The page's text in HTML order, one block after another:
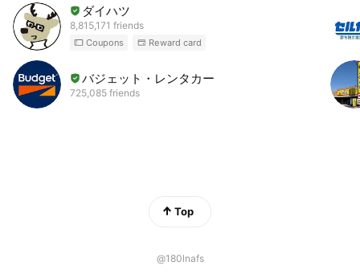
ダイハツ
8,815,171 friends
Coupons Reward card
バジェット・レンタカー
725,085 friends
Top
@180lnafs